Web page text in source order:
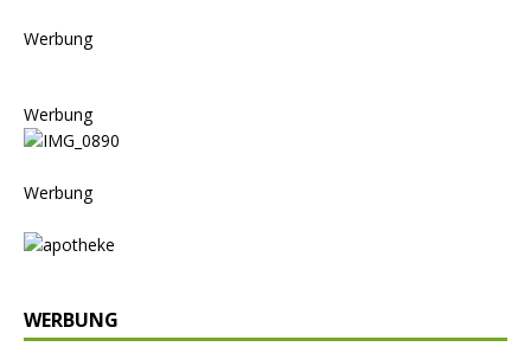
Werbung
Werbung
Werbung
WERBUNG